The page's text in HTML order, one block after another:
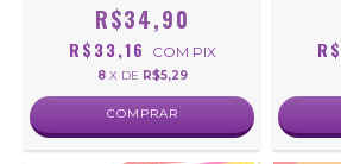
R$34,90
R$33,16 COM PIX
8 X DE R$5,29
COMPRAR